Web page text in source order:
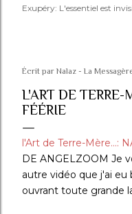
Exupéry: L'essentiel est
Écrit par Nalaz - La
L'ART DE TERRE-
FÉÉRIE
l'Art de Terre-Mère...:
DE ANGELZOOM Je
autre vidéo que j'ai eu
ouvrant toute grande